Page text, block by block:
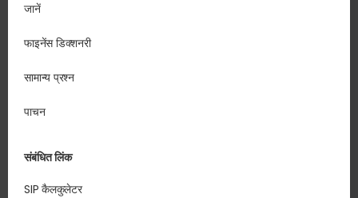
जानें
फाइनेंस डिक्शनरी
सामान्य प्रश्न
पाचन
संबंधित लिंक
SIP कैलकुलेटर